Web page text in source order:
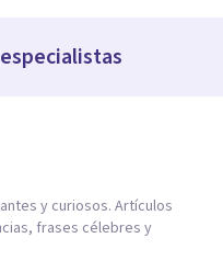
y curiosos. Artículos
frases célebres y